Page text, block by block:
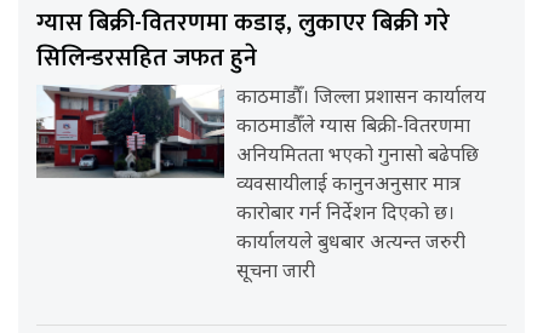
ग्यास बिक्री-वितरणमा कडाइ, लुकाएर बिक्री गरे
सिलिन्डरसहित जफत हुने
काठमाडौँ। जिल्ला प्रशासन कार्यालय
काठमाडौँले ग्यास बिक्री-वितरणमा
अनियमितता भएको गुनासो बढेपछि
व्यवसायीलाई कानुनअनुसार मात्र
कारोबार गर्न निर्देशन दिएको छ।
कार्यालयले बुधबार अत्यन्त जरुरी
सूचना जारी